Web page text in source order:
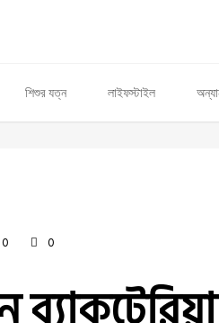
শিশুর যত্ন লাইফস্টাইল
0 0